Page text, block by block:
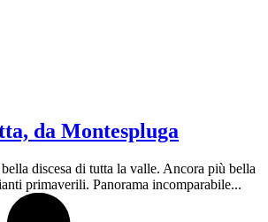
da Montespluga
discesa di tutta la valle. Ancora più bella
primaverili. Panorama incomparabile...